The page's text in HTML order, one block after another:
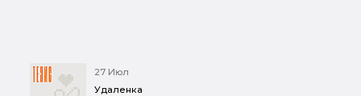
27 Июл
Удаленка